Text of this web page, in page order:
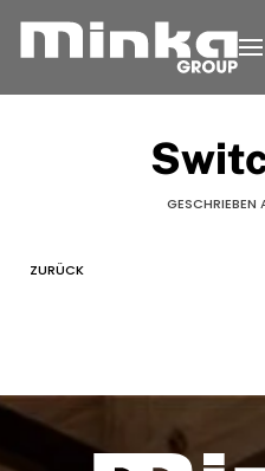
Zum Inhalt springen
GESCHRIEBEN
ZURÜCK